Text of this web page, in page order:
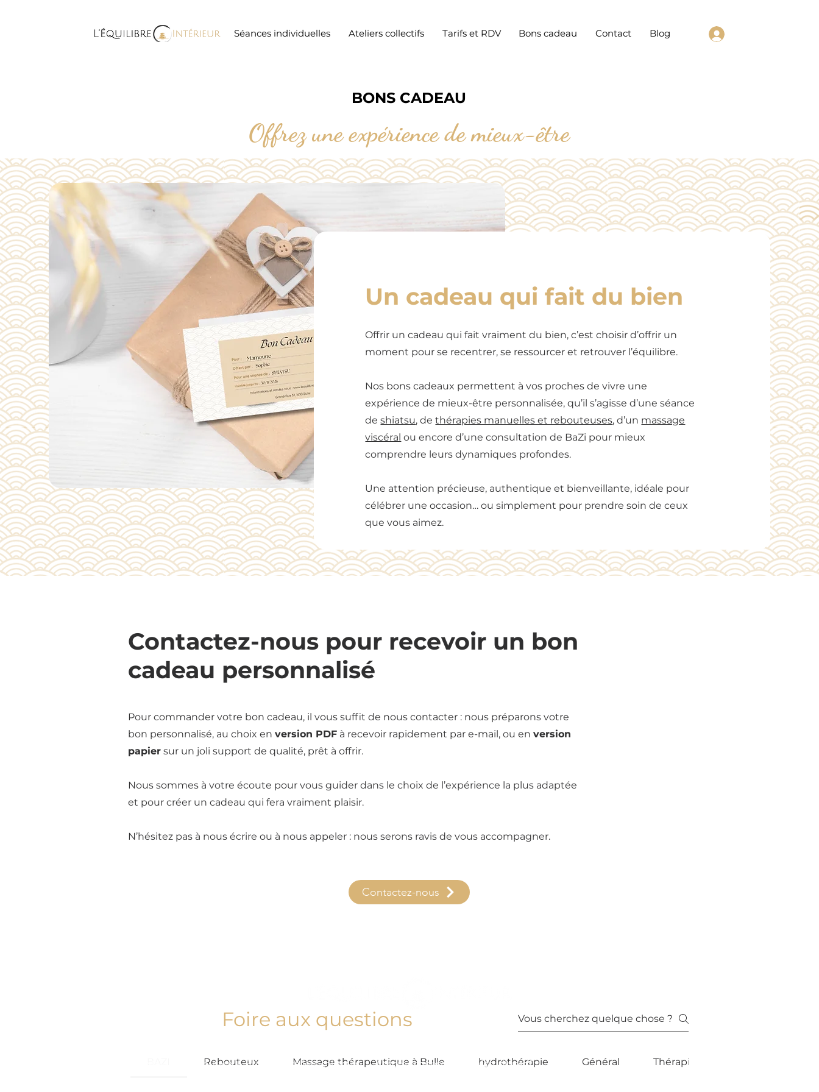
Séances individuelles Ateliers collectifs Tarifs et RDV Bons cadeau Contact Blog
BONS CADEAU
Offrez une expérience de mieux-être
Foire aux questions
Rebouteux Massage thérapeutique à Bulle hydrothérapie Général Thérapies manuelles et
Un cadeau qui fait du bien
Offrir un cadeau qui fait vraiment du bien, c’est choisir d’offrir un
moment pour se recentrer, se ressourcer et retrouver l’équilibre.
Nos bons cadeaux permettent à vos proches de vivre une
expérience de mieux-être personnalisée, qu’il s’agisse d’une séance
deshiatsu, dethérapies manuelles et rebouteuses, d’un massage
viscéral ou encore d’une consultation de BaZi pour mieux
comprendre leurs dynamiques profondes.
Une attention précieuse, authentique et bienveillante, idéale pour
célébrer une occasion… ou simplement pour prendre soin de ceux
que vous aimez.
Contactez-nous pour recevoir un bon
cadeau personnalisé
Pour commander votre bon cadeau, il vous suffit de nous contacter : nous préparons votre
bon personnalisé, au choix en version PDF à recevoir rapidement par e-mail, ou en version
papier sur un joli support de qualité, prêt à offrir.
Nous sommes à votre écoute pour vous guider dans le choix de l’expérience la plus adaptée
et pour créer un cadeau qui fera vraiment plaisir.
N’hésitez pas à nous écrire ou à nous appeler : nous serons ravis de vous accompagner.
Contactez-nous
Massage rebouteux à Bulle Ateliers collectifs Accompagnement confort digestif